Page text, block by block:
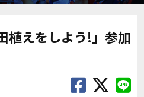
植えをしよう!」参加